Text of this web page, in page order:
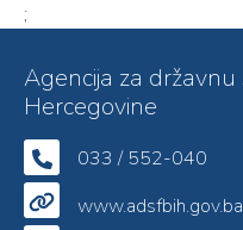
;
Agencija za
Hercegovine
033 / 552-040
www.adsfbih.gov.ba